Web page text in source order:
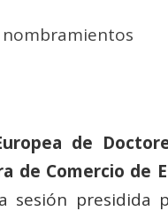
nombramientos
de
de Comercio de
presidida